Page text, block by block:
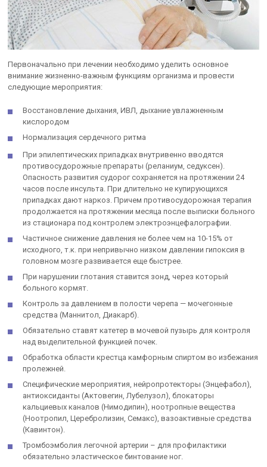
Первоначально при лечении необходимо уделить основное
внимание жизненно-важным функциям организма и провести
следующие мероприятия:
Восстановление дыхания, ИВЛ, дыхание увлажненным
кислородом
Нормализация сердечного ритма
При эпилептических припадках внутривенно вводятся
противосудорожные препараты (реланиум, седуксен).
Опасность развития судорог сохраняется на протяжении 24
часов после инсульта. При длительно не купирующихся
припадках дают наркоз. Причем противосудорожная терапия
продолжается на протяжении месяца после выписки больного
из стационара под контролем электроэнцефалографии.
Частичное снижение давления не более чем на 10-15% от
исходного, т.к. при непривычно низком давлении гипоксия в
головном мозге развивается еще быстрее.
При нарушении глотания ставится зонд, через который
больного кормят.
Контроль за давлением в полости черепа — мочегонные
средства (Маннитол, Диакарб).
Обязательно ставят катетер в мочевой пузырь для контроля
над выделительной функцией почек.
Обработка области крестца камфорным спиртом во избежания
пролежней.
Специфические мероприятия, нейропротекторы (Энцефабол),
антиоксиданты (Актовегин, Лубелузол), блокаторы
кальциевых каналов (Нимодипин), ноотропные вещества
(Ноотропил, Церебролизин, Семакс), вазоактивные средства
(Кавинтон).
Тромбоэмболия легочной артерии – для профилактики
обязательно эластическое бинтование ног.